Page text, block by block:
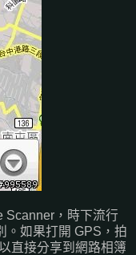
Scanner，時下流行
。如果打開 GPS，拍
直接分享到網路相簿